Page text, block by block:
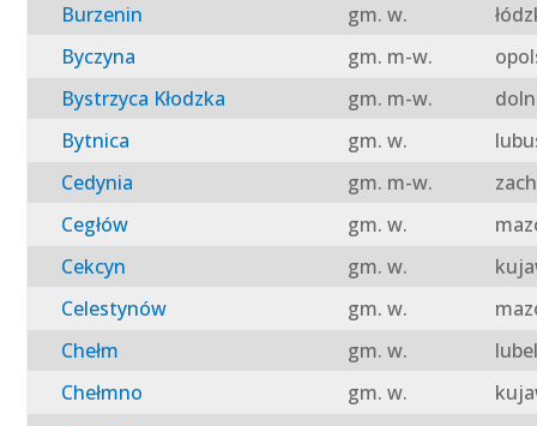
Burzenin
gm. w.
Byczyna
gm. m-w.
Bystrzyca Kłodzka
gm. m-w.
Bytnica
gm. w.
Cedynia
gm. m-w.
Cegłów
gm. w.
Cekcyn
gm. w.
Celestynów
gm. w.
Chełm
gm. w.
Chełmno
gm. w.